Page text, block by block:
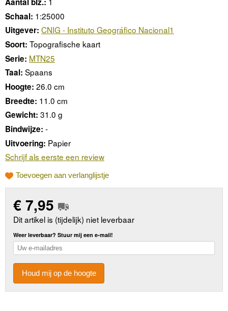
Schaal: 1:25000
Uitgever: CNIG - Instituto Geográfico Nacional1
Soort: Topografische kaart
Serie: MTN25
Taal: Spaans
Hoogte: 26.0 cm
Breedte: 11.0 cm
Gewicht: 31.0 g
Bindwijze: -
Uitvoering: Papier
Schrijf als eerste een review
Toevoegen aan verlanglijstje
€7,95
Dit artikel is (tijdelijk) niet leverbaar
Weer leverbaar? Stuur mij een e-mail!
Houd mij op de hoogte